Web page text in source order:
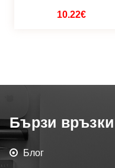
10.22€
Бързи връзки
Блог